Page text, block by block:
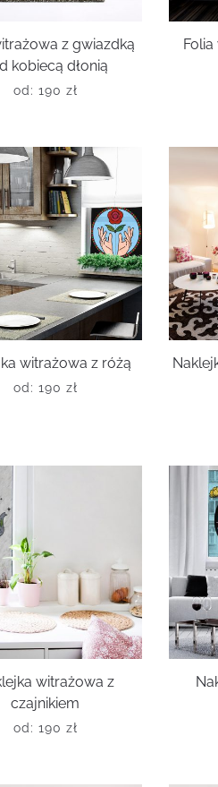
z gwiazdką
kobiecą dłonią
od: 190 zł
witrażowa z różą
od: 190 zł
witrażowa z
czajnikiem
od: 190 zł